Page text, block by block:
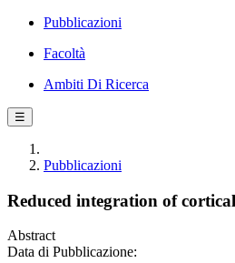
Pubblicazioni
Facoltà
Ambiti Di Ricerca
☰
Pubblicazioni
Reduced integration of
Abstract
Data di Pubblicazione: